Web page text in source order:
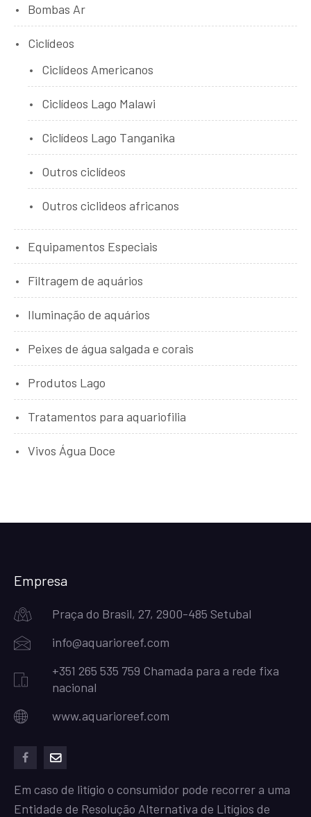
Bombas Ar
Ciclídeos
Ciclídeos Americanos
Ciclídeos Lago Malawi
Ciclídeos Lago Tanganika
Outros ciclídeos
Outros ciclideos africanos
Equipamentos Especiais
Filtragem de aquários
Iluminação de aquários
Peixes de água salgada e corais
Produtos Lago
Tratamentos para aquariofilia
Vivos Água Doce
Empresa
Praça do Brasil, 27, 2900-485 Setubal
info@aquarioreef.com
+351 265 535 759 Chamada para a rede fixa
nacional
www.aquarioreef.com
Em caso de litígio o consumidor pode recorrer a uma
Entidade de Resolução Alternativa de Litígios de